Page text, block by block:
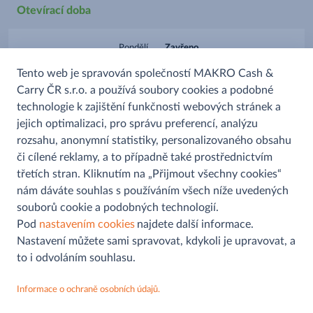
Otevírací doba
Pondělí
Středa
Čtvrtek
Pátek
Neděle
Zavřeno
Zavřeno
Zavřeno
Zavřeno
Zavřeno
Tento web je spravován společností MAKRO Cash &
Carry ČR s.r.o. a používá soubory cookies a podobné
technologie k zajištění funkčnosti webových stránek a
jejich optimalizaci, pro správu preferencí, analýzu
rozsahu, anonymní statistiky, personalizovaného obsahu
či cílené reklamy, a to případně také prostřednictvím
třetích stran. Kliknutím na „Přijmout všechny cookies“
nám dáváte souhlas s používáním všech níže uvedených
souborů cookie a podobných technologií.
Pod nastavením cookies najdete další informace.
Nastavení můžete sami spravovat, kdykoli je upravovat, a
to i odvoláním souhlasu.
Informace o ochraně osobních údajů.
Pomoc a informace
Kontaktní formulář
Můjobchod
Aplikace